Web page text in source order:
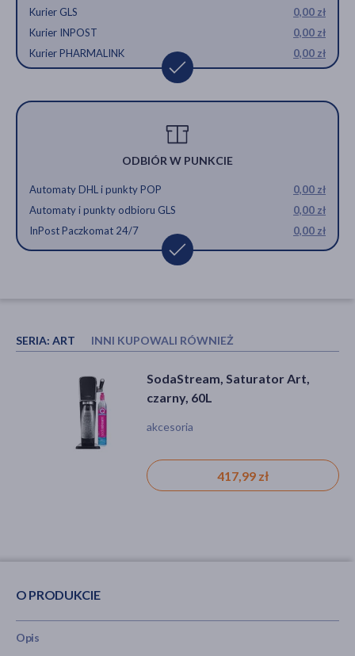
Kurier GLS
0,00 zł
Kurier INPOST
0,00 zł
Kurier PHARMALINK
0,00 zł
ODBIÓR W PUNKCIE
Automaty DHL i punkty POP
0,00 zł
Automaty i punkty odbioru GLS
0,00 zł
InPost Paczkomat 24/7
0,00 zł
SERIA: ART INNI KUPOWALI RÓWNIEŻ
Brita sodaONE, saturator do
wody, biały, 1 szt.
akcesoria
215,99 zł
SodaStream, Saturator Art,
czarny, 60L
akcesoria
417,99 zł
O PRODUKCIE
Opis